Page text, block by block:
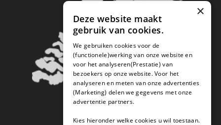
×
Deze website maakt
gebruik van cookies.
We gebruiken cookies voor de
(functionele)werking van onze website en
voor het analyseren(Prestatie) van
bezoekers op onze website. Voor het
analyseren en meten van onze advertenties
(Marketing) delen we gegevens met onze
advertentie partners.
Kies hieronder welke cookies u wil toestaan.